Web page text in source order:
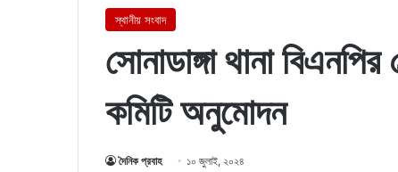
স্থানীয় সংবাদ
সোনাডাঙ্গা থানা
কমিটি অনুমোদন
দৈনিক প্রবাহ ১০ জুলাই, ২০২৪